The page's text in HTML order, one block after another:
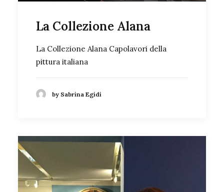
La Collezione Alana
La Collezione Alana Capolavori della
pittura italiana
by Sabrina Egidi